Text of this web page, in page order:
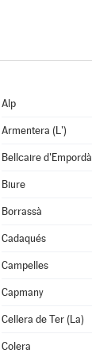
Alp
Armentera (L')
Bellcaire d'Empordà
Biure
Borrassà
Cadaqués
Campelles
Capmany
Cellera de Ter (La)
Colera